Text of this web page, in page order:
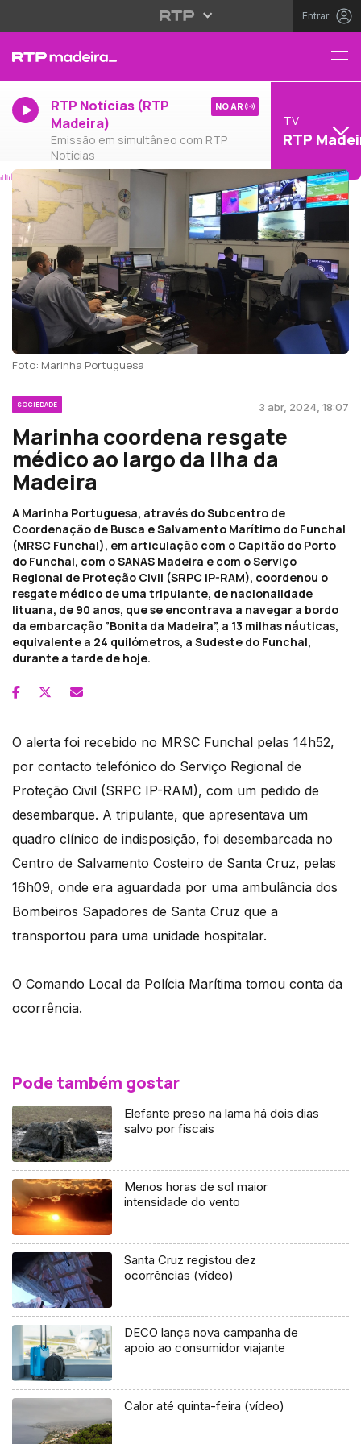
Entrar
RTP Notícias (RTP
Madeira)
Emissão em simultâneo com RTP
Notícias
NO AR
TV
RTP
Foto: Marinha Portuguesa
SOCIEDADE 3 abr, 2024, 18:07
Marinha coordena resgate
médico ao largo da Ilha da
Madeira
A Marinha Portuguesa, através do Subcentro de
Coordenação de Busca e Salvamento Marítimo do Funchal
(MRSC Funchal), em articulação com o Capitão do Porto
do Funchal, com o SANAS Madeira e com o Serviço
Regional de Proteção Civil (SRPC IP-RAM), coordenou o
resgate médico de uma tripulante, de nacionalidade
lituana, de 90 anos, que se encontrava a navegar a bordo
da embarcação ”Bonita da Madeira”, a 13 milhas náuticas,
equivalente a 24 quilómetros, a Sudeste do Funchal,
durante a tarde de hoje.
O alerta foi recebido no MRSC Funchal pelas 14h52,
por contacto telefónico do Serviço Regional de
Proteção Civil (SRPC IP-RAM), com um pedido de
desembarque. A tripulante, que apresentava um
quadro clínico de indisposição, foi desembarcada no
Centro de Salvamento Costeiro de Santa Cruz, pelas
16h09, onde era aguardada por uma ambulância dos
Bombeiros Sapadores de Santa Cruz que a
transportou para uma unidade hospitalar.​
O Comando Local da Polícia Marítima tomou conta da
ocorrência.​​
Pode também gostar
Elefante preso na lama há dois dias
salvo por fiscais
Menos horas de sol maior
intensidade do vento
Santa Cruz registou dez
ocorrências (vídeo)
DECO lança nova campanha de
apoio ao consumidor viajante
Calor até quinta-feira (vídeo)